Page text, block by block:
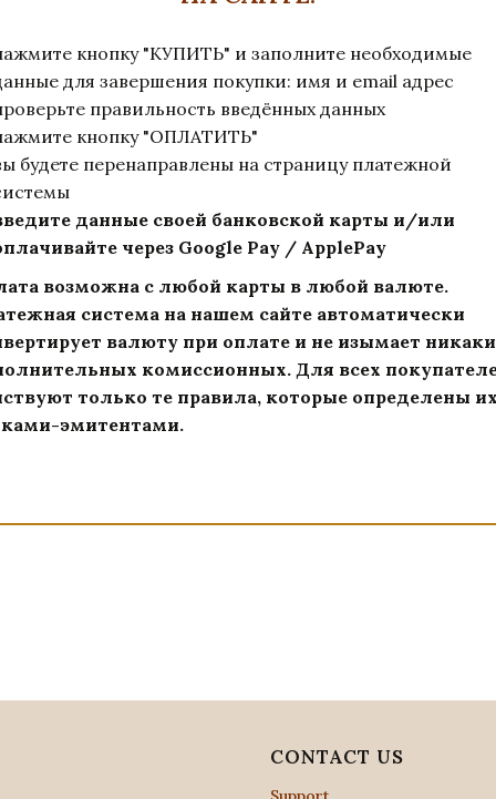
кнопку "КУПИТЬ" и заполните необходимые
для завершения покупки: имя и email адрес
правильность введённых данных
кнопку "ОПЛАТИТЬ"
будете перенаправлены на страницу платежной
данные своей банковской карты и/или
через Google Pay / ApplePay
возможна с любой карты в любой валюте.
система на нашем сайте автоматически
валюту при оплате и не изымает
комиссионных. Для всех
только те правила, которые определены
эмитентами.
CONTACT US